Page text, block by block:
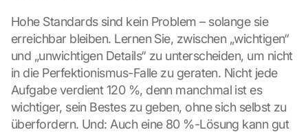
Hohe Standards sind kein Problem – solange sie
erreichbar bleiben. Lernen Sie, zwischen „wichtigen“
und „unwichtigen Details“ zu unterscheiden, um nicht
in die Perfektionismus-Falle zu geraten. Nicht jede
Aufgabe verdient 120 %, denn manchmal ist es
wichtiger, sein Bestes zu geben, ohne sich selbst zu
überfordern. Und: Auch eine 80 %-Lösung kann gut